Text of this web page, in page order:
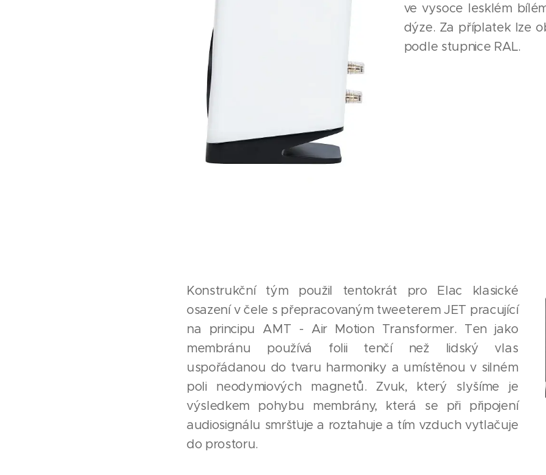
ve vysoce lesklém
dýze. Za příplatek lze
podle stupnice RAL.
Konstrukční tým použil tentokrát pro Elac klasické
osazení v čele s přepracovaným tweeterem JET pracující
na principu AMT - Air Motion Transformer. Ten jako
membránu používá folii tenčí než lidský vlas
uspořádanou do tvaru harmoniky a umístěnou v silném
poli neodymiových magnetů. Zvuk, který slyšíme je
výsledkem pohybu membrány, která se při připojení
audiosignálu smršťuje a roztahuje a tím vzduch vytlačuje
do prostoru.